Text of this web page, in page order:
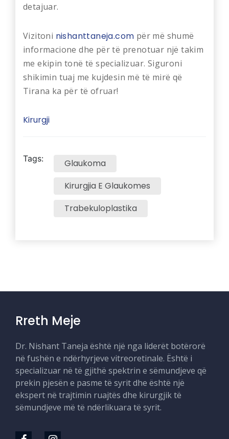
detajuar.
Vizitoni nishanttaneja.com për më shumë
informacione dhe për të prenotuar një takim
me ekipin tonë të specializuar. Siguroni
shikimin tuaj me kujdesin më të mirë që
Tirana ka për të ofruar!
Kirurgji
Tags:
Glaukoma
Kirurgjia E Glaukomes
Trabekuloplastika
Rreth Meje
Dr. Nishant Taneja është një nga liderët botërorë
në fushën e ndërhyrjeve vitreoretinale. Është i
specializuar në të gjithë spektrin e sëmundjeve që
prekin pjesën e pasme të syrit dhe është një
ekspert në trajtimin ruajtës dhe kirurgjik të
sëmundjeve më të ndërlikuara të syrit.